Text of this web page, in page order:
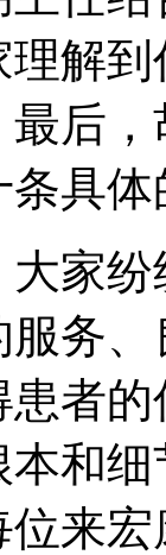
解
后
具
纷
务
者
和
来